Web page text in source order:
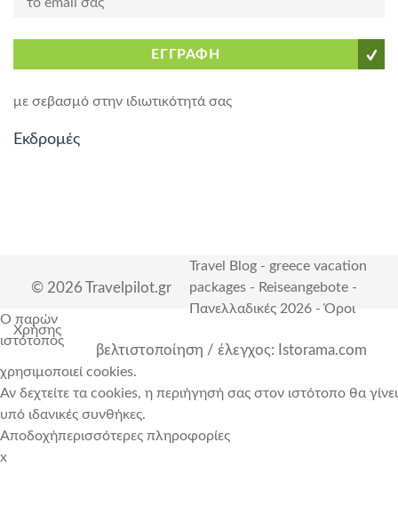
ΕΓΓΡΑΦΗ
με σεβασμό στην ιδιωτικότητά σας
Εκδρομές
© 2026 Travelpilot.gr
Travel Blog - greece vacation
packages - Reiseangebote -
Πανελλαδικές 2026 -Όροι
Χρήσης
βελτιστοποίηση / έλεγχος: Istorama.com
Ο παρών
ιστότοπος
χρησιμοποιεί cookies.
Αν δεχτείτε τα cookies, η περιήγησή σας στον ιστότοπο θα γίνει
υπό ιδανικές συνθήκες.
Αποδοχήπερισσότερες πληροφορίες
x